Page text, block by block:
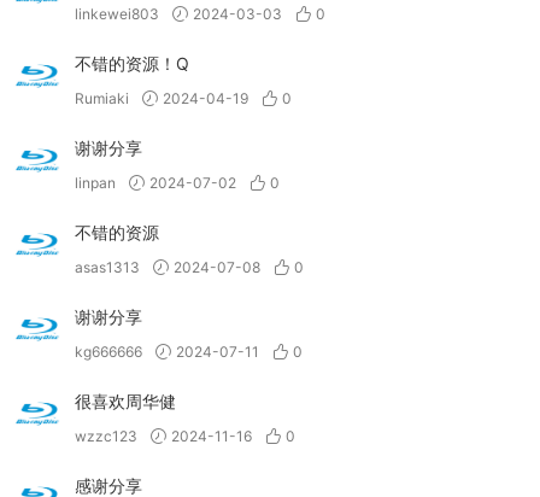
linkewei803 2024-03-03 0
不错的资源！Q
Rumiaki 2024-04-19 0
谢谢分享
linpan 2024-07-02 0
不错的资源
asas1313 2024-07-08 0
谢谢分享
kg666666 2024-07-11 0
很喜欢周华健
wzzc123 2024-11-16 0
感谢分享